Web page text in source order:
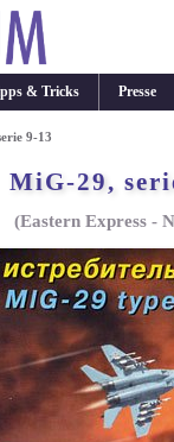
& Tricks Presse
9-13
MiG-29,
(Eastern Express -